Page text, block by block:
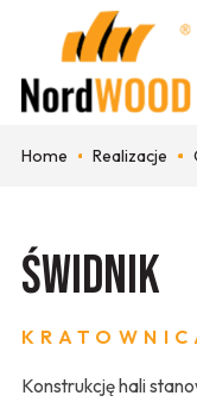
Home Realizacje
Świdnik
Konstrukcję hali